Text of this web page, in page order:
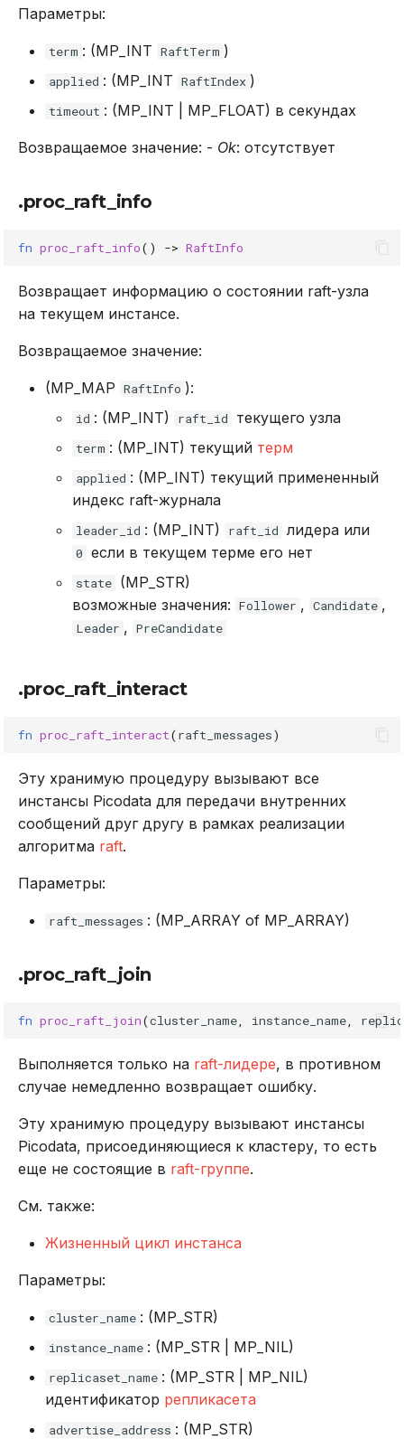
Параметры:
term : (MP_INT RaftTerm )
applied : (MP_INT RaftIndex )
timeout : (MP_INT | MP_FLOAT) в секундах
Возвращаемое значение: - Ok: отсутствует
.proc_raft_info
fn proc_raft_info() -> RaftInfo
Возвращает информацию о состоянии raft-узла
на текущем инстансе.
Возвращаемое значение:
(MP_MAP RaftInfo ):
id : (MP_INT) raft_id текущего узла
term : (MP_INT) текущий терм
applied : (MP_INT) текущий примененный
индекс raft-журнала
leader_id : (MP_INT) raft_id лидера или
0 если в текущем терме его нет
state (MP_STR)
возможные значения: Follower , Candidate ,
Leader , PreCandidate
.proc_raft_interact
fn proc_raft_interact(raft_messages)
Эту хранимую процедуру вызывают все
инстансы Picodata для передачи внутренних
сообщений друг другу в рамках реализации
алгоритма raft.
Параметры:
raft_messages : (MP_ARRAY of MP_ARRAY)
.proc_raft_join
fn proc_raft_join(cluster_name instance_name
Выполняется только на raft-лидере, в противном
случае немедленно возвращает ошибку.
Эту хранимую процедуру вызывают инстансы
Picodata, присоединяющиеся к кластеру, то есть
еще не состоящие в raft-группе.
См. также:
Жизненный цикл инстанса
Параметры:
cluster_name : (MP_STR)
instance_name : (MP_STR | MP_NIL)
replicaset_name : (MP_STR | MP_NIL)
идентификатор репликасета
advertise_address : (MP_STR)